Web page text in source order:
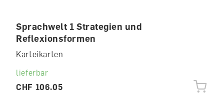
Sprachwelt 1 Strategien und
Reflexionsformen
Karteikarten
lieferbar
CHF 106.05